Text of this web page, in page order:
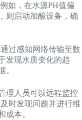
如，在水源PH值偏
则启动加酸设备，确
过感知网络传输至数
发现水质变化的趋
。
理人员可以远程监控
时发现问题并进行维
成本。